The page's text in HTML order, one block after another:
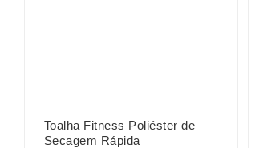
Toalha Fitness Poliéster de
Secagem Rápida